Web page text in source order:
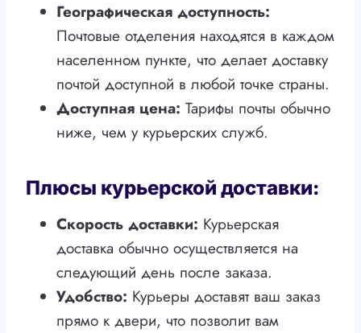
Географическая доступность:
Почтовые отделения находятся в каждом
населенном пункте, что делает доставку
почтой доступной в любой точке страны.
Доступная цена: Тарифы почты обычно
ниже, чем у курьерских служб.
Плюсы курьерской доставки:
Скорость доставки: Курьерская
доставка обычно осуществляется на
следующий день после заказа.
Удобство: Курьеры доставят ваш заказ
прямо к двери, что позволит вам